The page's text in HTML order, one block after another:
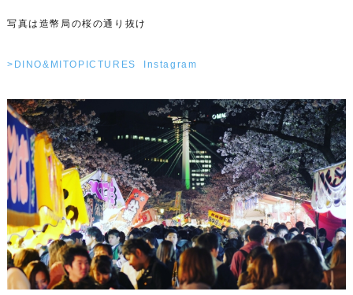
写真は造幣局の桜の通り抜け
>DINO&MITOPICTURES Instagram